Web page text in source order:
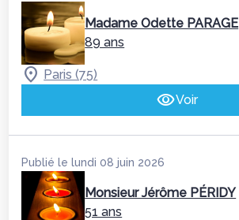
Madame Odette PARAGE
89 ans
Paris (75)
Voir
Publié le lundi 08 juin 2026
Monsieur Jérôme PÉRIDY
51 ans